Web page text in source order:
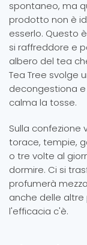
spontaneo, ma
prodotto non è
esserlo. Questo
si raffreddore e
albero del tea
Tea Tree svolge
decongestiona
calma la tosse.
Sulla confezione
torace, tempie,
o tre volte al
dormire. Ci si
profumerà
anche delle
l'efficacia c'è.